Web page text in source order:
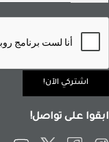
ابقوا على تواصل!